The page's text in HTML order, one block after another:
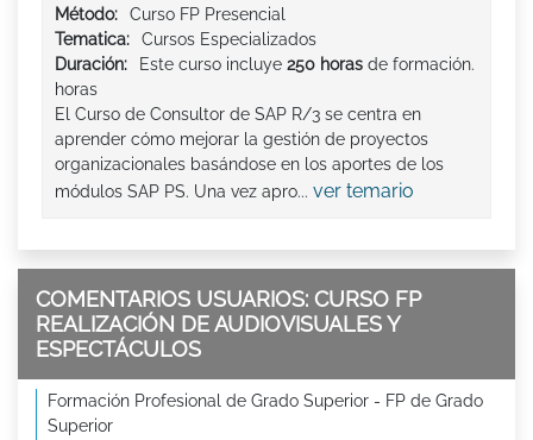
Método:
Curso FP Presencial
Tematica:
Cursos Especializados
Duración:
Este curso incluye 250 horas de formación.
horas
El Curso de Consultor de SAP R/3 se centra en
aprender cómo mejorar la gestión de proyectos
organizacionales basándose en los aportes de los
módulos SAP PS. Una vez apro... ver temario
COMENTARIOS USUARIOS: CURSO FP
REALIZACIÓN DE AUDIOVISUALES Y
ESPECTÁCULOS
Formación Profesional de Grado Superior - FP de Grado
Superior